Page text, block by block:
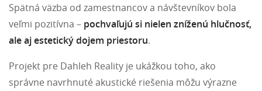
Spätná väzba od zamestnancov a návštevníkov bola
veľmi pozitívna – pochvaľujú si nielen zníženú hlučnosť,
ale aj estetický dojem priestoru.
Projekt pre Dahleh Reality je ukážkou toho, ako
správne navrhnuté akustické riešenia môžu výrazne